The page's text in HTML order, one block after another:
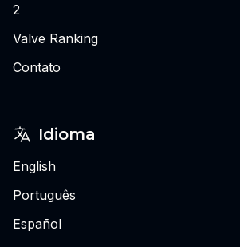
2
Valve Ranking
Contato
Idioma
English
Português
Español